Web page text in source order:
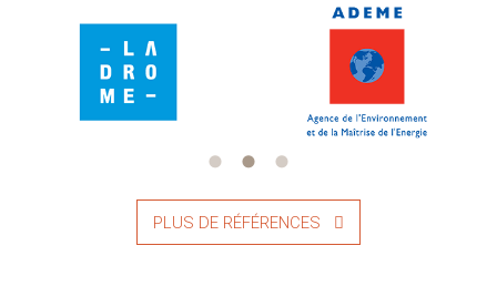
PLUS DE RÉFÉRENCES